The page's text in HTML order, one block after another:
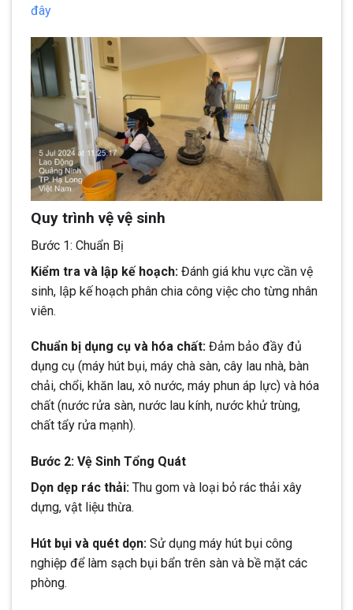
đây
Quy trình vệ vệ sinh
Bước 1: Chuẩn Bị
Kiểm tra và lập kế hoạch: Đánh giá khu vực cần vệ
sinh, lập kế hoạch phân chia công việc cho từng nhân
viên.
Chuẩn bị dụng cụ và hóa chất: Đảm bảo đầy đủ
dụng cụ (máy hút bụi, máy chà sàn, cây lau nhà, bàn
chải, chổi, khăn lau, xô nước, máy phun áp lực) và hóa
chất (nước rửa sàn, nước lau kính, nước khử trùng,
chất tẩy rửa mạnh).
Bước 2: Vệ Sinh Tổng Quát
Dọn dẹp rác thải: Thu gom và loại bỏ rác thải xây
dựng, vật liệu thừa.
Hút bụi và quét dọn: Sử dụng máy hút bụi công
nghiệp để làm sạch bụi bẩn trên sàn và bề mặt các
phòng.